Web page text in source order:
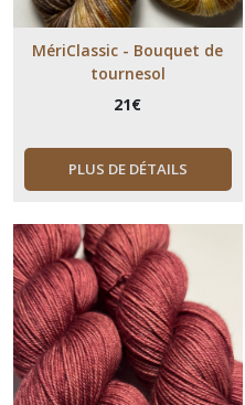
MériClassic - Bouquet de
tournesol
21€
PLUS DE DÉTAILS